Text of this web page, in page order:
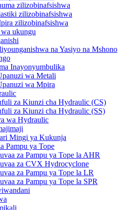
zilizobinafsishwa
zilizobinafsishwa
zilizobinafsishwa
ukungu
na Yasiyo na Mshono
Inayonyumbulika
wa Metali
wa Mpira
za Kiunzi cha Hydraulic (CS)
za Kiunzi cha Hydraulic (SS)
wa Hydraulic
Mingi ya Kukunja
Pampu ya Tope
za Pampu ya Tope la AHR
za CVX Hydrocyclone
za Pampu ya Tope la LR
za Pampu ya Tope la SPR